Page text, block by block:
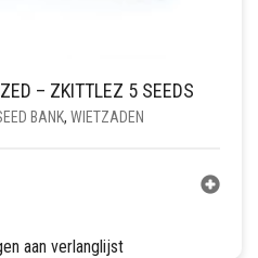
– ZKITTLEZ 5 SEEDS
BANK, WIETZADEN
aan verlanglijst